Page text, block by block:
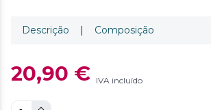
Descrição | Composição
20,90 € IVA incluído